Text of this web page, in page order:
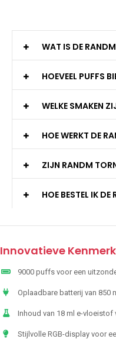
WAT IS DE
HOEVEEL PUFFS
WELKE SMAKEN
HOE WERKT DE
ZIJN RANDM
HOE BESTEL IK
Innovatieve
9000 puffs voor een
Oplaadbare batterij van 850
Inhoud van 18 ml e-vloeistof
Stijlvolle RGB-display voor